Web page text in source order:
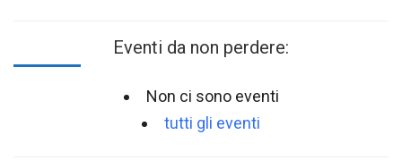
Eventi da non perdere:
Non ci sono eventi
tutti gli eventi